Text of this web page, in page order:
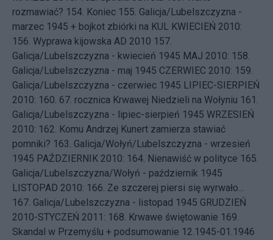
rozmawiać? 154. Koniec 155. Galicja/Lubelszczyzna -
marzec 1945 + bojkot zbiórki na KUL KWIECIEŃ 2010:
156. Wyprawa kijowska AD 2010 157.
Galicja/Lubelszczyzna - kwiecień 1945 MAJ 2010: 158.
Galicja/Lubelszczyzna - maj 1945 CZERWIEC 2010: 159.
Galicja/Lubelszczyzna - czerwiec 1945 LIPIEC-SIERPIEŃ
2010: 160. 67. rocznica Krwawej Niedzieli na Wołyniu 161.
Galicja/Lubelszczyzna - lipiec-sierpień 1945 WRZESIEŃ
2010: 162. Komu Andrzej Kunert zamierza stawiać
pomniki? 163. Galicja/Wołyń/Lubelszczyzna - wrzesień
1945 PAŹDZIERNIK 2010: 164. Nienawiść w polityce 165.
Galicja/Lubelszczyzna/Wołyń - październik 1945
LISTOPAD 2010: 166. Ze szczerej piersi się wyrwało...
167. Galicja/Lubelszczyzna - listopad 1945 GRUDZIEŃ
2010-STYCZEŃ 2011: 168. Krwawe świętowanie 169.
Skandal w Przemyślu + podsumowanie 12.1945-01.1946